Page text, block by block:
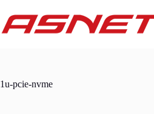
content
1u-pcie-nvme